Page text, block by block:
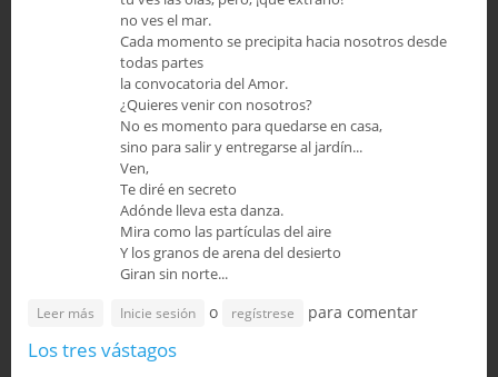
no ves el mar.
Cada momento se precipita hacia nosotros desde
todas partes
la convocatoria del Amor.
¿Quieres venir con nosotros?
No es momento para quedarse en casa,
sino para salir y entregarse al jardín...
Ven,
Te diré en secreto
Adónde lleva esta danza.
Mira como las partículas del aire
Y los granos de arena del desierto
Giran sin norte...
Leer más sobre “Donde quiera que estés, sea cual sea tu condición y
Inicie sesión o regístrese para comentar
Los tres vástagos